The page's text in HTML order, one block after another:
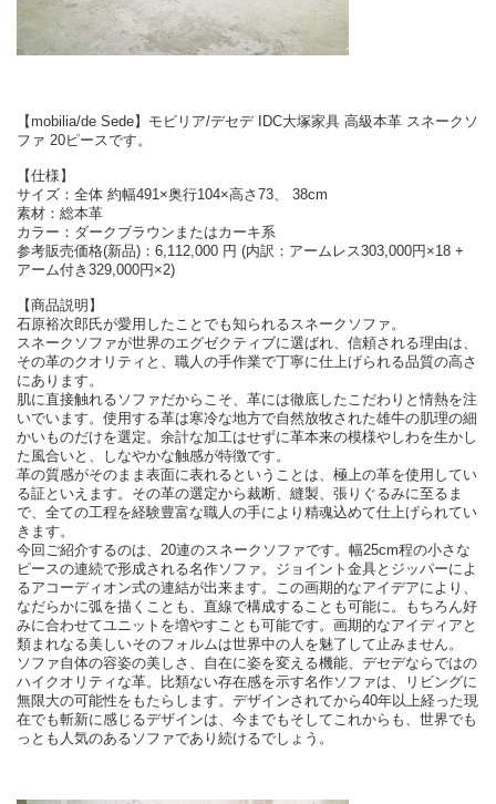
【mobilia/de Sede】モビリア/デセデ IDC大塚家具 高級本革 スネークソ
ファ 20ピースです。
【仕様】
サイズ：全体 約幅491×奥行104×高さ73、 38cm
素材：総本革
カラー：ダークブラウンまたはカーキ系
参考販売価格(新品)：6,112,000 円 (内訳：アームレス303,000円×18 +
アーム付き329,000円×2)
【商品説明】
石原裕次郎氏が愛用したことでも知られるスネークソファ。
スネークソファが世界のエグゼクティブに選ばれ、信頼される理由は、
その革のクオリティと、職人の手作業で丁寧に仕上げられる品質の高さ
にあります。
肌に直接触れるソファだからこそ、革には徹底したこだわりと情熱を注
いでいます。使用する革は寒冷な地方で自然放牧された雄牛の肌理の細
かいものだけを選定。余計な加工はせずに革本来の模様やしわを生かし
た風合いと、しなやかな触感が特徴です。
革の質感がそのまま表面に表れるということは、極上の革を使用してい
る証といえます。その革の選定から裁断、縫製、張りぐるみに至るま
で、全ての工程を経験豊富な職人の手により精魂込めて仕上げられてい
きます。
今回ご紹介するのは、20連のスネークソファです。幅25cm程の小さな
ピースの連続で形成される名作ソファ。ジョイント金具とジッパーによ
るアコーディオン式の連結が出来ます。この画期的なアイデアにより、
なだらかに弧を描くことも、直線で構成することも可能に。もちろん好
みに合わせてユニットを増やすことも可能です。画期的なアイディアと
類まれなる美しいそのフォルムは世界中の人を魅了して止みません。
ソファ自体の容姿の美しさ、自在に姿を変える機能、デセデならではの
ハイクオリティな革。比類ない存在感を示す名作ソファは、リビングに
無限大の可能性をもたらします。デザインされてから40年以上経った現
在でも斬新に感じるデザインは、今までもそしてこれからも、世界でも
っとも人気のあるソファであり続けるでしょう。